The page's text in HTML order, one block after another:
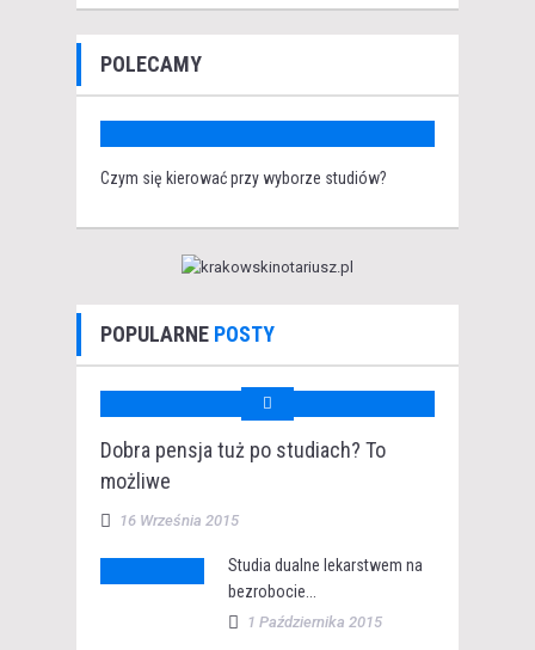
POLECAMY
Czym się kierować przy wyborze studiów?
POPULARNE POSTY
Dobra pensja tuż po studiach? To
możliwe
16 Września 2015
Studia dualne lekarstwem na
bezrobocie...
1 Października 2015